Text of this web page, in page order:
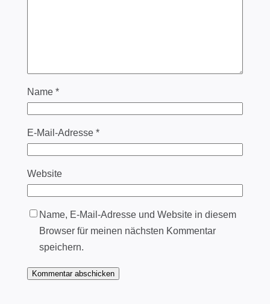
Name *
E-Mail-Adresse *
Website
Name, E-Mail-Adresse und Website in diesem
Browser für meinen nächsten Kommentar
speichern.